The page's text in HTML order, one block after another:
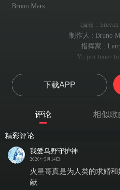
Bruno Mars
编曲 :
制作人 : Bruno
指挥家 :
Yo por tener tu
La estrella más
哪怕遥不可及的星辰
Haré
我会倾尽
Todo lo que
若你想要月亮 我
Por tu amor no hay montaña
为了你的爱 纵有万仞
下载APP
评论 相似歌
精彩评论
我爱乌野守护神
2026年5月14日
火星哥真是为人类的求婚
献